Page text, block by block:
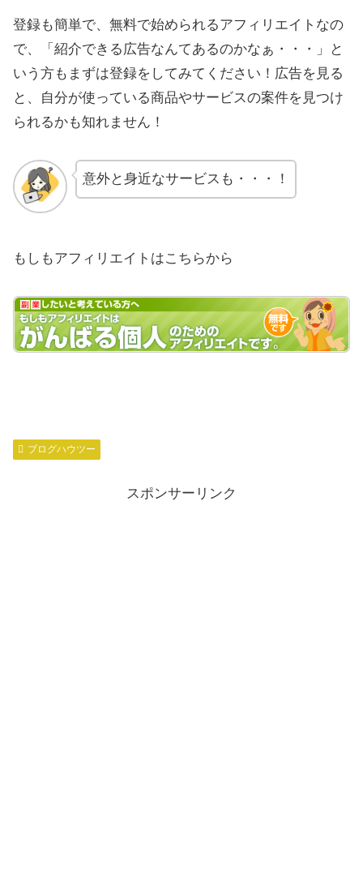
登録も簡単で、無料で始められるアフィリエイトなの
で、「紹介できる広告なんてあるのかなぁ・・・」と
いう方もまずは登録をしてみてください！広告を見る
と、自分が使っている商品やサービスの案件を見つけ
られるかも知れません！
意外と身近なサービスも・・・！
もしもアフィリエイトはこちらから
ブログハウツー
スポンサーリンク